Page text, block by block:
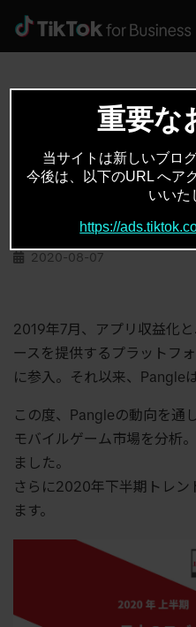
お役立ちコンテンツ
お役立ちコンテンツ,ユーザー調査
2020年上半期、日本
2020-08-07
2019年7月、アプリ収益化
ースを提供するプラットフ
に参入。それ以来、Pangle
この度、Pangleの動向を通
モバイルゲーム市場を分析
ました。
さらに2020年下半期トレン
ます。
重要な
当サイトは新しいブロ
今後は、以下のURL へア
いいた
https://